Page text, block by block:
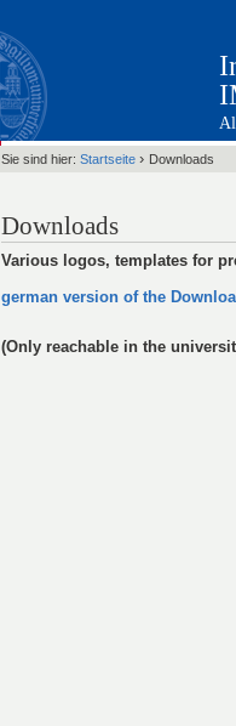
Sie sind hier: Startseite › Downloads
Downloads
Various logos, templates for
german version of the
(Only reachable in the